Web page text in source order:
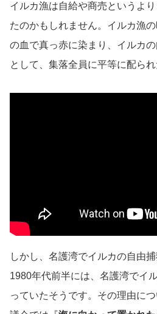
イルカ漁は自給や商売というより
たのかもしれません。イルカ漁
の血で真っ赤に染まり、イルカ
として、集落全員に平等に配られ
しかし、名護湾でイルカの自由
1980年代前半には、名護湾でイ
っていたそうです。その理由に